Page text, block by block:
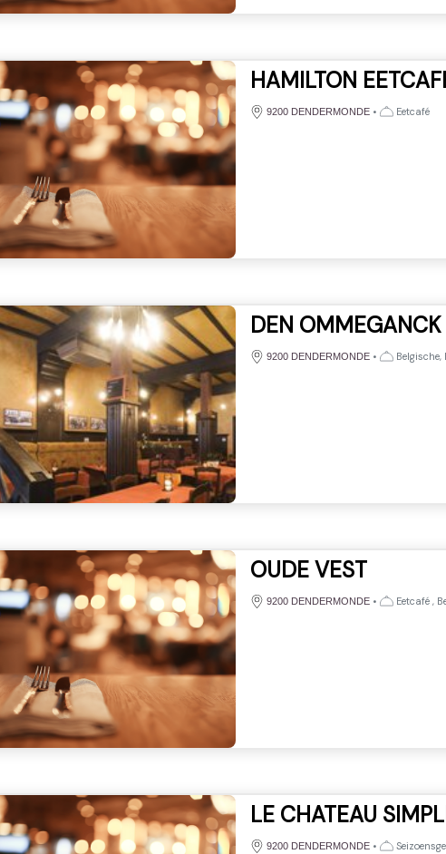
HAMILTON
9200 DENDERMONDE • Eetcafé
DEN OMMEGANCK
9200 DENDERMONDE • Belgische,
OUDE VEST
9200 DENDERMONDE • Eetcafé ,
LE CHATEAU
9200 DENDERMONDE •